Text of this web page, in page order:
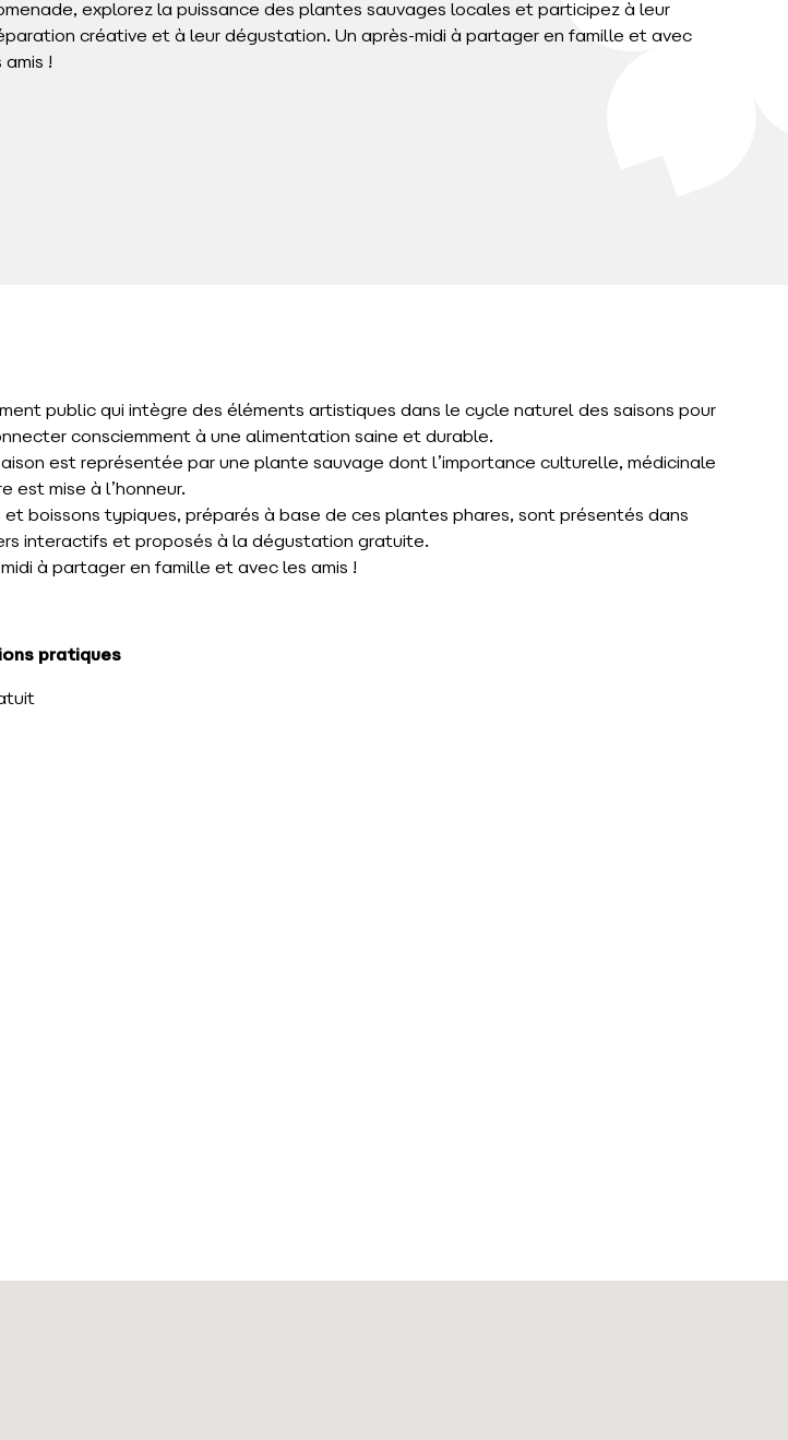
explorez la puissance des plantes sauvages locales et participez à leur
créative et à leur dégustation. Un après-midi à partager en famille et avec
amis !
public qui intègre des éléments artistiques dans le cycle naturel des saisons pour
consciemment à une alimentation saine et durable.
est représentée par une plante sauvage dont l’importance culturelle, médicinale
est mise à l’honneur.
et boissons typiques, préparés à base de ces plantes phares, sont présentés dans
interactifs et proposés à la dégustation gratuite.
à partager en famille et avec les amis !
pratiques